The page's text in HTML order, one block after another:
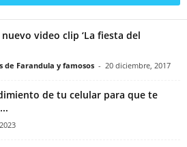
video clip ‘La fiesta del
de Farandula y famosos - 20 diciembre, 2017
de tu celular para que te